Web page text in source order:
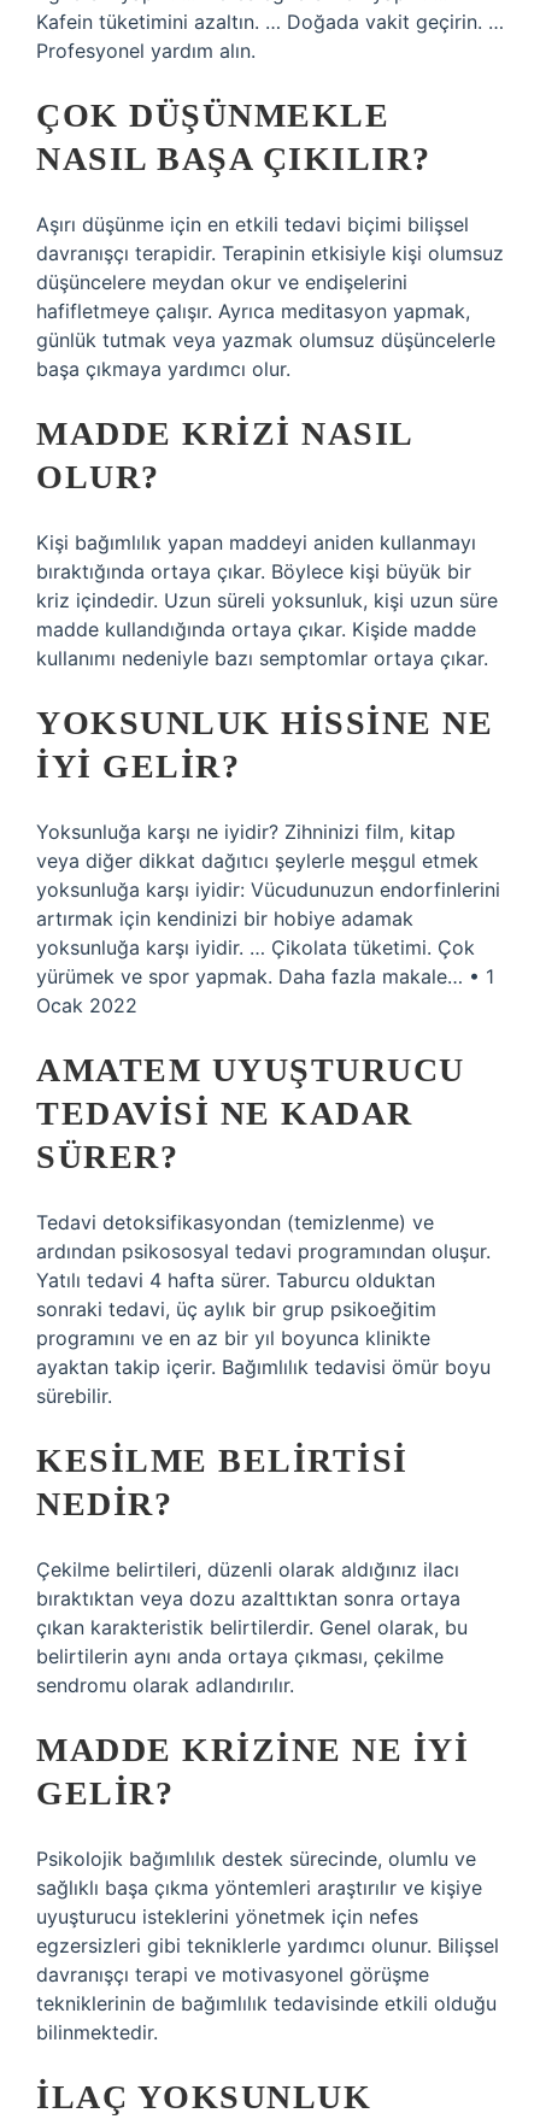
Kafein tüketimini azaltın. … Doğada vakit geçirin. …
Profesyonel yardım alın.
ÇOK DÜŞÜNMEKLE
NASIL BAŞA ÇIKILIR?
Aşırı düşünme için en etkili tedavi biçimi bilişsel
davranışçı terapidir. Terapinin etkisiyle kişi olumsuz
düşüncelere meydan okur ve endişelerini
hafifletmeye çalışır. Ayrıca meditasyon yapmak,
günlük tutmak veya yazmak olumsuz düşüncelerle
başa çıkmaya yardımcı olur.
MADDE KRIZI NASIL
OLUR?
Kişi bağımlılık yapan maddeyi aniden kullanmayı
bıraktığında ortaya çıkar. Böylece kişi büyük bir
kriz içindedir. Uzun süreli yoksunluk, kişi uzun süre
madde kullandığında ortaya çıkar. Kişide madde
kullanımı nedeniyle bazı semptomlar ortaya çıkar.
YOKSUNLUK HISSINE NE
IYI GELIR?
Yoksunluğa karşı ne iyidir? Zihninizi film, kitap
veya diğer dikkat dağıtıcı şeylerle meşgul etmek
yoksunluğa karşı iyidir: Vücudunuzun endorfinlerini
artırmak için kendinizi bir hobiye adamak
yoksunluğa karşı iyidir. … Çikolata tüketimi. Çok
yürümek ve spor yapmak. Daha fazla makale… • 1
Ocak 2022
AMATEM UYUŞTURUCU
TEDAVISI NE KADAR
SÜRER?
Tedavi detoksifikasyondan (temizlenme) ve
ardından psikososyal tedavi programından oluşur.
Yatılı tedavi 4 hafta sürer. Taburcu olduktan
sonraki tedavi, üç aylık bir grup psikoeğitim
programını ve en az bir yıl boyunca klinikte
ayaktan takip içerir. Bağımlılık tedavisi ömür boyu
sürebilir.
KESILME BELIRTISI
NEDIR?
Çekilme belirtileri, düzenli olarak aldığınız ilacı
bıraktıktan veya dozu azalttıktan sonra ortaya
çıkan karakteristik belirtilerdir. Genel olarak, bu
belirtilerin aynı anda ortaya çıkması, çekilme
sendromu olarak adlandırılır.
MADDE KRIZINE NE IYI
GELIR?
Psikolojik bağımlılık destek sürecinde, olumlu ve
sağlıklı başa çıkma yöntemleri araştırılır ve kişiye
uyuşturucu isteklerini yönetmek için nefes
egzersizleri gibi tekniklerle yardımcı olunur. Bilişsel
davranışçı terapi ve motivasyonel görüşme
tekniklerinin de bağımlılık tedavisinde etkili olduğu
bilinmektedir.
İLAÇ YOKSUNLUK